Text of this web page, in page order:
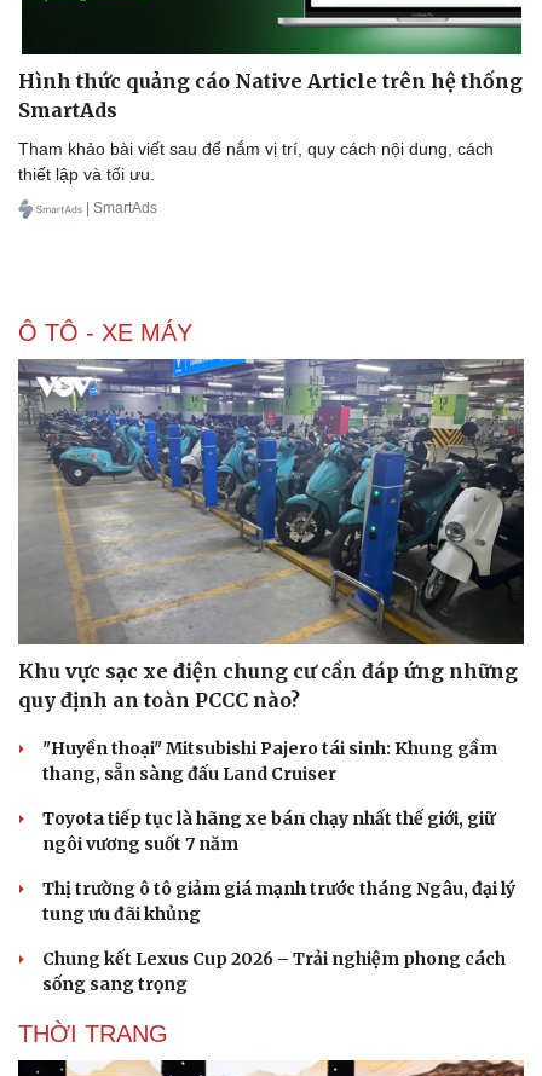
Dinh dưỡng - món ngon
Cây thuốc
Sản phụ khoa
Nhi khoa
Nam khoa
Làm đẹp - giảm cân
Phòng mạch online
Ăn sạch sống khỏe
Tình yêu - Gia đình
Hình thức quảng cáo Native Article trên hệ thống
SmartAds
Tham khảo bài viết sau để nắm vị trí, quy cách nội dung, cách
thiết lập và tối ưu.
| SmartAds
Ô TÔ - XE MÁY
Khu vực sạc xe điện chung cư cần đáp ứng những
quy định an toàn PCCC nào?
"Huyền thoại" Mitsubishi Pajero tái sinh: Khung gầm
thang, sẵn sàng đấu Land Cruiser
Toyota tiếp tục là hãng xe bán chạy nhất thế giới, giữ
ngôi vương suốt 7 năm
Thị trường ô tô giảm giá mạnh trước tháng Ngâu, đại lý
tung ưu đãi khủng
Chung kết Lexus Cup 2026 – Trải nghiệm phong cách
sống sang trọng
THỜI TRANG